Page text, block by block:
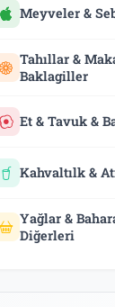
Meyveler &
Tahıllar &
Baklagiller
Et & Tavuk &
Kahvaltılk &
Yağlar &
Diğerleri